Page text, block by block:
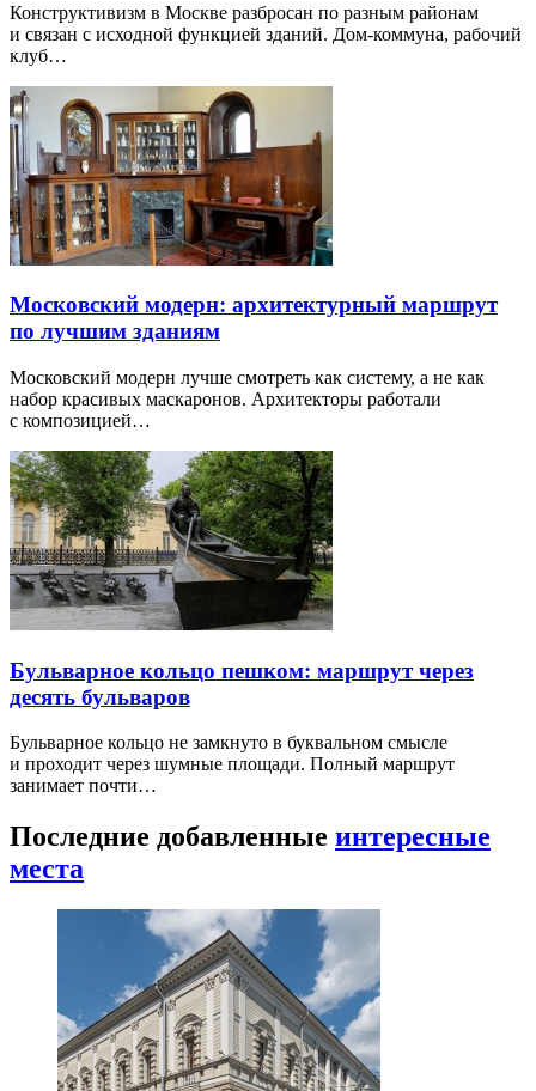
Конструктивизм в Москве разбросан по разным районам
и связан с исходной функцией зданий. Дом-коммуна, рабочий
клуб…
Московский модерн: архитектурный маршрут
по лучшим зданиям
Московский модерн лучше смотреть как систему, а не как
набор красивых маскаронов. Архитекторы работали
с композицией…
Бульварное кольцо пешком: маршрут через
десять бульваров
Бульварное кольцо не замкнуто в буквальном смысле
и проходит через шумные площади. Полный маршрут
занимает почти…
Последние добавленные интересные
места